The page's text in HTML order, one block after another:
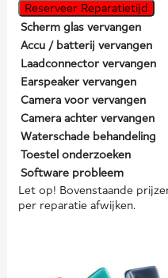
Reserveer Reparatietijd
Scherm glas vervangen
Accu / batterij vervangen
Laadconnector vervangen
Earspeaker vervangen
Camera voor vervangen
Camera achter vervangen
Waterschade behandeling
Toestel onderzoeken
Software probleem
Let op! Bovenstaande
per reparatie afwijken.